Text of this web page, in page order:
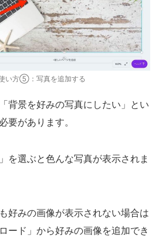
い方⑤：写真を追加する
背景を好みの写真にしたい」とい
要があります。
を選ぶと色んな写真が表示されま
好みの画像が表示されない場合は
ード」から好みの画像を追加でき